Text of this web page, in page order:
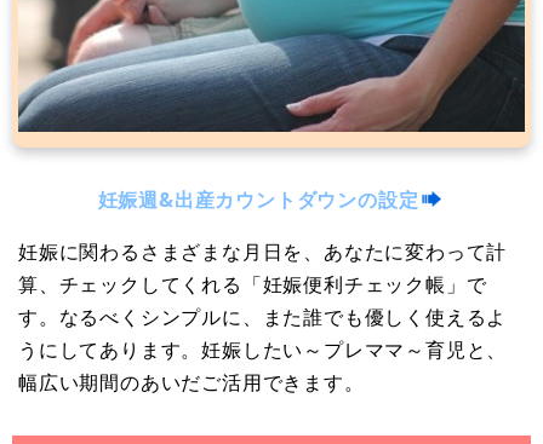
妊娠週&出産カウントダウンの設定
妊娠に関わるさまざまな月日を、あなたに変わって計
算、チェックしてくれる「妊娠便利チェック帳」で
す。なるべくシンプルに、また誰でも優しく使えるよ
うにしてあります。妊娠したい～プレママ～育児と、
幅広い期間のあいだご活用できます。